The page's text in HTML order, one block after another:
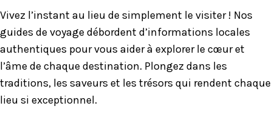
Vivez l’instant au lieu de simplement le visiter ! Nos
guides de voyage débordent d’informations locales
authentiques pour vous aider à explorer le cœur et
l’âme de chaque destination. Plongez dans les
traditions, les saveurs et les trésors qui rendent chaque
lieu si exceptionnel.